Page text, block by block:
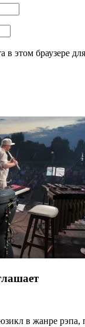
в этом браузере
в жанре рэпа,